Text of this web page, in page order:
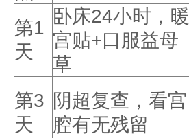
第1
天
卧床24小时，暖
宫贴+口服益母
草
第3
天
阴超复查，看宫
腔有无残留